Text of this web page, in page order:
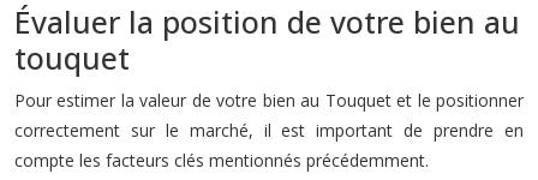
Évaluer la position de votre bien au
touquet
Pour estimer la valeur de votre bien au Touquet et le positionner
correctement sur le marché, il est important de prendre en
compte les facteurs clés mentionnés précédemment.